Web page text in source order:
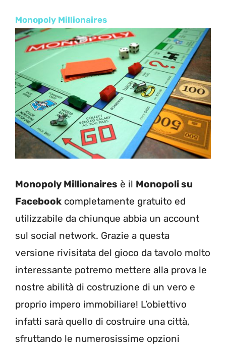
Monopoly Millionaires
Monopoly Millionaires è il Monopoli su
Facebook completamente gratuito ed
utilizzabile da chiunque abbia un account
sul social network. Grazie a questa
versione rivisitata del gioco da tavolo molto
interessante potremo mettere alla prova le
nostre abilità di costruzione di un vero e
proprio impero immobiliare! L’obiettivo
infatti sarà quello di costruire una città,
sfruttando le numerosissime opzioni